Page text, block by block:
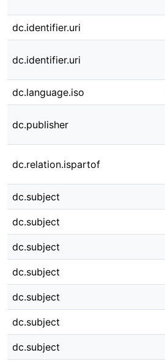
dc.identifier.uri
dc.identifier.uri
dc.language.iso
dc.publisher
dc.relation.ispartof
dc.subject
dc.subject
dc.subject
dc.subject
dc.subject
dc.subject
dc.subject